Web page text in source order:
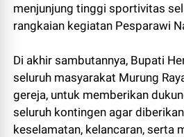
menjunjung tinggi sportivitas
rangkaian kegiatan Pesparawi
Di akhir sambutannya, Bupati
seluruh masyarakat Murung
gereja, untuk memberikan
seluruh kontingen agar
keselamatan, kelancaran, serta